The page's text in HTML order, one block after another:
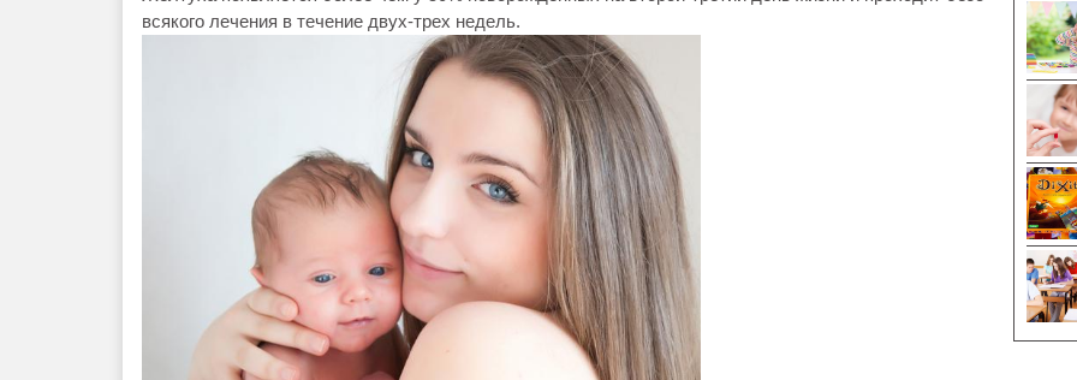
всякого лечения в течение двух-трех недель.